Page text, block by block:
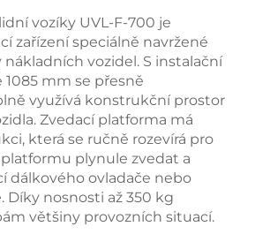
vozíky UVL-F-700 je
zařízení speciálně navržené
vozidel. S instalační
mm se přesně
využívá konstrukční prostor
Zvedací platforma má
která se ručně rozevírá pro
plynule zvedat a
dálkového ovladače nebo
Díky nosnosti až 350 kg
většiny provozních situací.